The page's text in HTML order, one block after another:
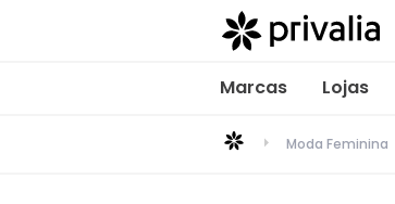
Marcas Lojas
Moda Feminina